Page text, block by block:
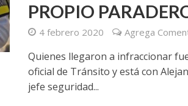
PROPIO
4 febrero 2020 Agrega
Quienes llegaron a infraccionar
oficial de Tránsito y está con
jefe seguridad...